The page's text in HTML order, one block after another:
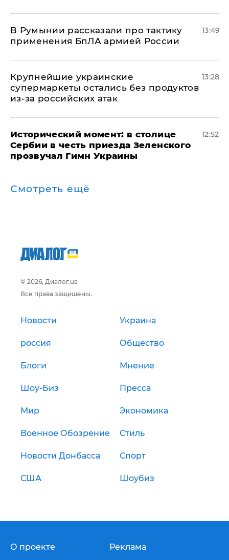
В Румынии рассказали про тактику
применения БпЛА армией России
13:49
Крупнейшие украинские
супермаркеты остались без продуктов
из-за российских атак
13:28
Исторический момент: в столице
Сербии в честь приезда Зеленского
прозвучал Гимн Украины
12:52
Смотреть ещё
© 2026, Диалог.ua
Все права защищены.
Новости Украина
россия Общество
Блоги Мнение
Шоу-Биз Пресса
Мир Экономика
Военное Обозрение Стиль
Новости Донбасса Спорт
США Шоубиз
О проекте Реклама